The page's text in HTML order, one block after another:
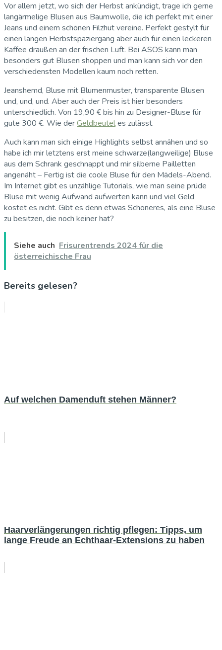
Vor allem jetzt, wo sich der Herbst ankündigt, trage ich gerne
langärmelige Blusen aus Baumwolle, die ich perfekt mit einer
Jeans und einem schönen Filzhut vereine. Perfekt gestylt für
einen langen Herbstspaziergang aber auch für einen leckeren
Kaffee draußen an der frischen Luft. Bei ASOS kann man
besonders gut Blusen shoppen und man kann sich vor den
verschiedensten Modellen kaum noch retten.
Jeanshemd, Bluse mit Blumenmuster, transparente Blusen
und, und, und. Aber auch der Preis ist hier besonders
unterschiedlich. Von 19,90 € bis hin zu Designer-Bluse für
gute 300 €. Wie derGeldbeuteles zulässt.
Auch kann man sich einige Highlights selbst annähen und so
habe ich mir letztens erst meine schwarze(langweilige) Bluse
aus dem Schrank geschnappt und mir silberne Pailletten
angenäht – Fertig ist die coole Bluse für den Mädels-Abend.
Im Internet gibt es unzählige Tutorials, wie man seine prüde
Bluse mit wenig Aufwand aufwerten kann und viel Geld
kostet es nicht. Gibt es denn etwas Schöneres, als eine Bluse
zu besitzen, die noch keiner hat?
Siehe auch Frisurentrends 2024 für die
österreichische Frau
Bereits gelesen?
Auf welchen Damenduft stehen Männer?
Haarverlängerungen richtig pflegen: Tipps, um
lange Freude an Echthaar-Extensions zu haben